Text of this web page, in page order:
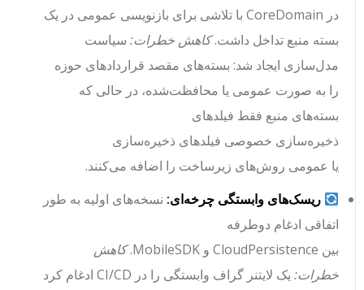
درCoreDomainبا تلاشی برای بازنویسی عمومی در یک
بسته منبع تداخل داشت.کاهش خطرات:سیاست
مدل‌سازی ایجاد شد: بسته‌های مقصد قراردادهای حوزه
را به صورتعمومییامحافظت‌شده، در حالی که
بسته‌های منبع فقط فیلدهای
ذخیره‌سازیخصوصیفیلدهای ذخیره‌سازی
یاعمومیروش‌های زیرساخت را اضافه می‌کنند.
ریسک‌های وابستگی چرخه‌ای:نسخه‌های اولیه به طور
اتفاقی ادغام دوطرفه
بینCloudPersistenceو MobileSDK
.کاهش
خطرات:
یک لایتنر گراف وابستگی را در CI/CD ادغام کرد